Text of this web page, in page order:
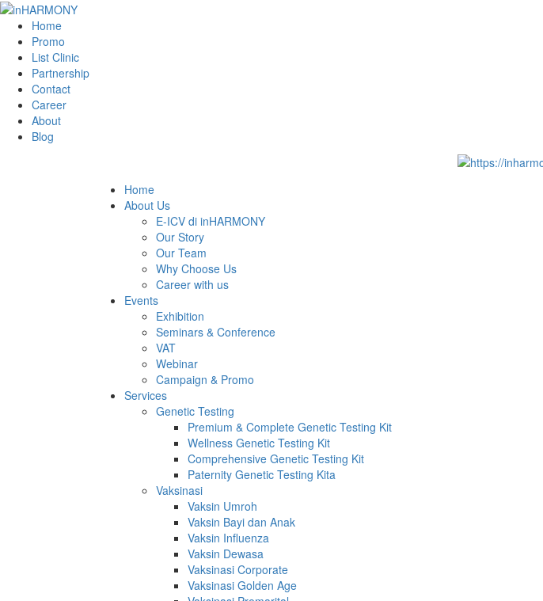
Home
Promo
List Clinic
Partnership
Contact
Career
About
Blog
Home
About Us
E-ICV di inHARMONY
Our Story
Our Team
Why Choose Us
Career with us
Events
Exhibition
Seminars & Conference
VAT
Webinar
Campaign & Promo
Services
Genetic Testing
Premium & Complete Genetic Testing Kit
Wellness Genetic Testing Kit
Comprehensive Genetic Testing Kit
Paternity Genetic Testing Kita
Vaksinasi
Vaksin Umroh
Vaksin Bayi dan Anak
Vaksin Influenza
Vaksin Dewasa
Vaksinasi Corporate
Vaksinasi Golden Age